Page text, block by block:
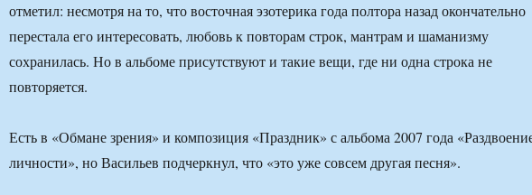
отметил: несмотря на то, что восточная эзотерика года полтора назад окончательно
перестала его интересовать, любовь к повторам строк, мантрам и шаманизму
сохранилась. Но в альбоме присутствуют и такие вещи, где ни одна строка не
повторяется.
Есть в «Обмане зрения» и композиция «Праздник» с альбома 2007 года
личности», но Васильев подчеркнул, что «это уже совсем другая песня».